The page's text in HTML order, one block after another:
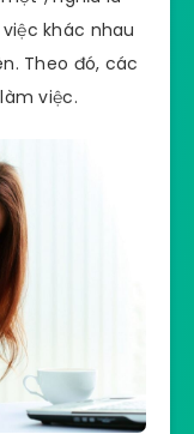
việc
lực luôn là
Vì thế,
có khả
Trong trường
nghĩa là
khác nhau
Theo đó, các
việc.